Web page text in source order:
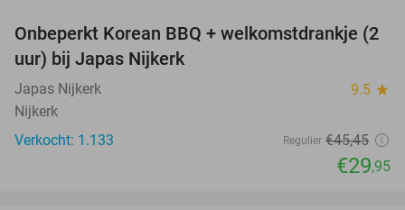
34%
Onbeperkt Korean BBQ + welkomstdrankje (2
uur) bij Japas Nijkerk
Japas Nijkerk 9.5 star
Nijkerk
Verkocht: 1.133
Regulier €45,45
€29,95